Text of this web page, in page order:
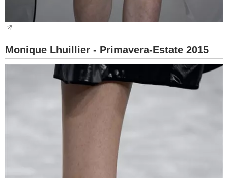
Monique Lhuillier - Primavera-Estate 2015